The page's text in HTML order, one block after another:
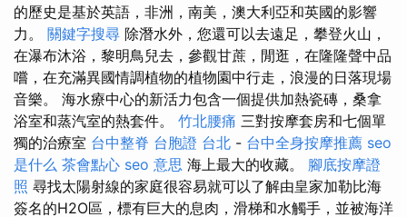
的歷史是基於英語，非洲，南美，澳大利亞和英國的影響
力。 關鍵字搜尋 除潛水外，您還可以去遠足，攀登火山，
在瀑布沐浴，黎明鳥兒去，參觀甘蔗，閒逛，在隆隆聲中品
嚐，在充滿異國情調植物的植物園中行走，浪漫的日落現場
音樂。 海水療中心的新活力包含一個提供加熱瓷磚，桑拿
浴室和蒸汽室的熱套件。 竹北腰痛 三對按摩套房和七個單
獨的治療室 台中整脊 台胞證 台北 - 台中全身按摩推薦 seo
是什么 茶會點心 seo 意思 海上最大的收藏。 腳底按摩證
照 尋找太陽射線的家庭很容易就可以了解由皇家加勒比海
簽名的H2O區，標有巨大的息肉，滑梯和水觸手，並被海洋